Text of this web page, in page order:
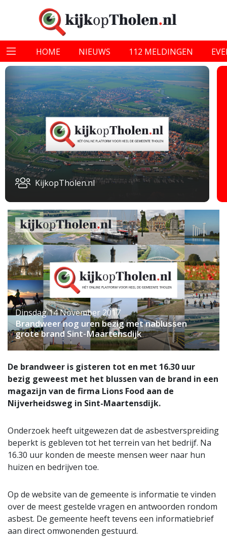
HOME NIEUWS 112 MELDINGEN
KijkopTholen.nl
Dinsdag 14 November 2017
Brandweer nog uren bezig met nablussen
grote brand Sint-Maartensdijk
De brandweer is gisteren tot en met 16.30 uur
bezig geweest met het blussen van de brand in een
magazijn van de firma Lions Food aan de
Nijverheidsweg in Sint-Maartensdijk.
Onderzoek heeft uitgewezen dat de asbestverspreiding
beperkt is gebleven tot het terrein van het bedrijf. Na
16.30 uur konden de meeste mensen weer naar hun
huizen en bedrijven toe.
Op de website van de gemeente is informatie te vinden
over de meest gestelde vragen en antwoorden rondom
asbest. De gemeente heeft tevens een informatiebrief
aan direct omwonenden gestuurd.